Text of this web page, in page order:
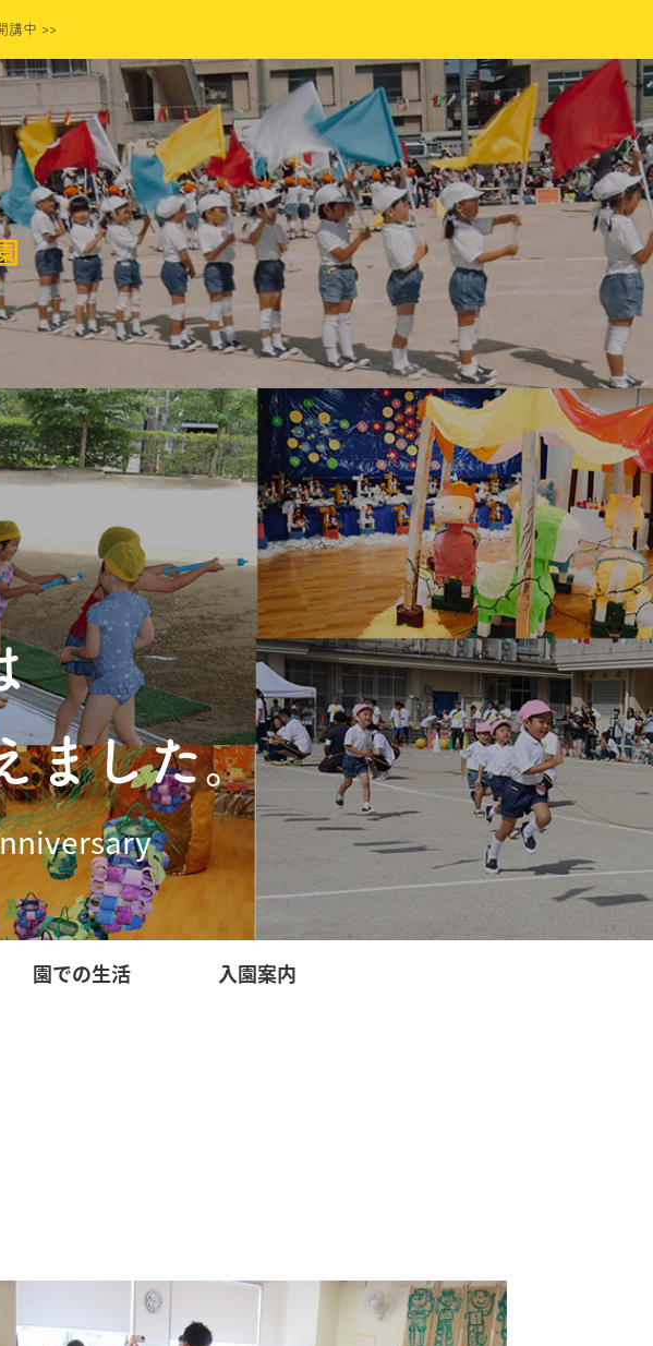
講中 >>
ました。
園での生活 入園案内